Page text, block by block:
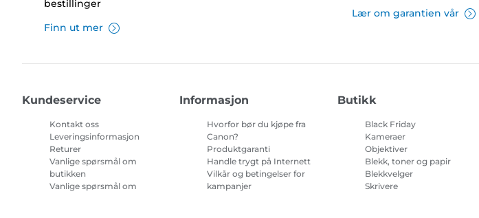
bestillinger
Finn ut mer
Lær om garantien vår
Kundeservice
Kontakt oss
Leveringsinformasjon
Returer
Vanlige spørsmål om
butikken
Vanlige spørsmål om
Informasjon
Hvorfor bør du kjøpe fra
Canon?
Produktgaranti
Handle trygt på Internett
Vilkår og betingelser for
kampanjer
Butikk
Black Friday
Kameraer
Objektiver
Blekk, toner og papir
Blekkvelger
Skrivere